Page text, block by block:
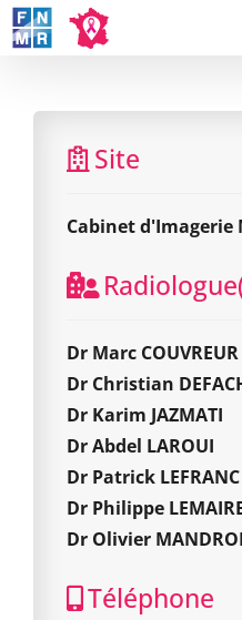
Skip
to
Site
Cabinet d'Imagerie
Dr Marc COUVREUR
Dr Christian
Dr Karim JAZMATI
Dr Abdel LAROUI
Dr Patrick LEFRANC
Dr Philippe
Dr Olivier
Téléphone